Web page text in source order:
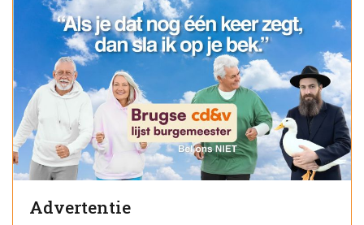
Advertentie